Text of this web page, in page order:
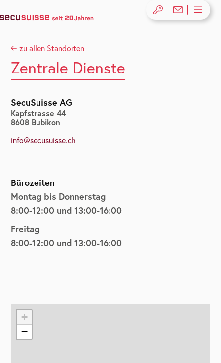
zu allen Standorten
Zentrale Dienste
SecuSuisse AG
Kapfstrasse 44
8608 Bubikon
info@secusuisse.ch
Bürozeiten
Montag bis Donnerstag
8:00-12:00 und 13:00-16:00
Freitag
8:00-12:00 und 13:00-16:00
+
−